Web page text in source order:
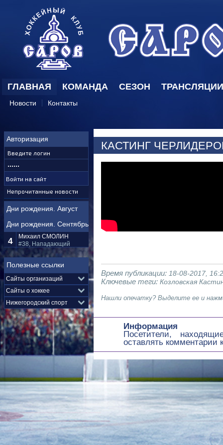
ГЛАВНАЯ
Новости Контакты
КОМАНДА СЕЗОН ТРАНСЛЯЦИИ
Авторизация
Непрочитанные новости
Дни рождения. Август
Дни рождения. Сентябрь
4 Михаил СМОЛИН
#38, Нападающий
Полезные ссылки
КАСТИНГ
Время публикации: 18-08-2017,
Ключевые теги: Козловская
Нашли опечатку? Выделите ее и
Информация
Посетители,
оставлять комментарии